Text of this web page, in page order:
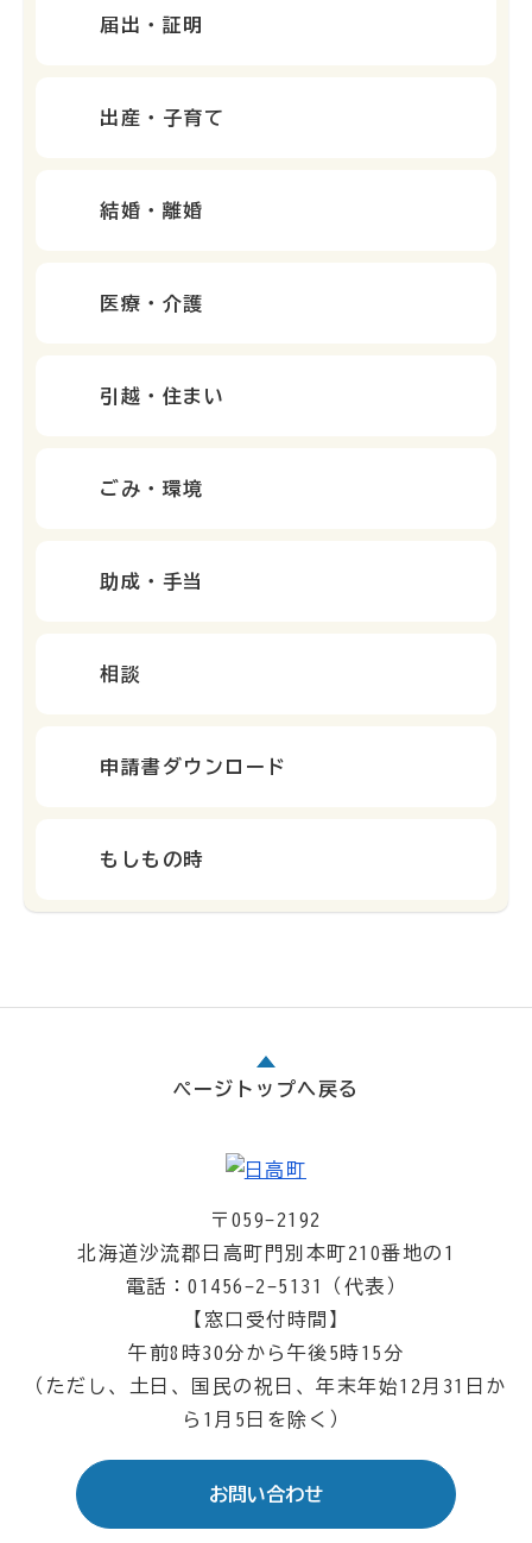
届出・証明
出産・子育て
結婚・離婚
医療・介護
引越・住まい
ごみ・環境
助成・手当
相談
申請書ダウンロード
もしもの時
ページトップへ戻る
〒059-2192
北海道沙流郡日高町門別本町210番地の1
電話：01456-2-5131（代表）
【窓口受付時間】
午前8時30分から午後5時15分
（ただし、土日、国民の祝日、年末年始12月31日か
ら1月5日を除く）
お問い合わせ